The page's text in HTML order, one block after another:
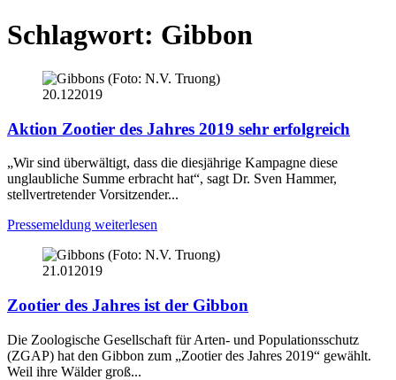
Schlagwort: Gibbon
20.122019
Aktion Zootier des Jahres 2019 sehr erfolgreich
„Wir sind überwältigt, dass die diesjährige Kampagne diese
unglaubliche Summe erbracht hat“, sagt Dr. Sven Hammer,
stellvertretender Vorsitzender...
Pressemeldung weiterlesen
21.01 2019
Zootier des Jahres ist der Gibbon
Die Zoologische Gesellschaft für Arten- und Populationsschutz
(ZGAP) hat den Gibbon zum „Zootier des Jahres 2019“ gewählt.
Weil ihre Wälder groß...